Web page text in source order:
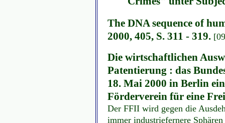
The DNA sequence of
2000, 405, S. 311 - 319.
Die wirtschaftlichen
Patentierung : das
18. Mai 2000 in Berlin
Förderverein für eine
Der FFII wird gegen die
immer industriefernere